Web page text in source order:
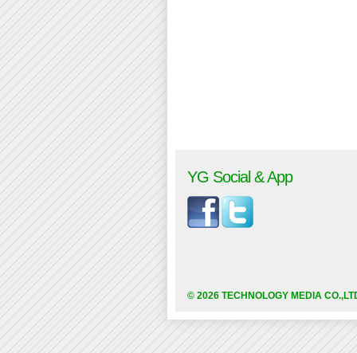
YG Social & App
© 2026 TECHNOLOGY MEDIA